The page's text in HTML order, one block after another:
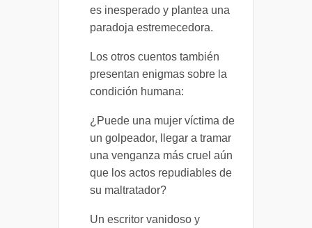
es inesperado y plantea una
paradoja estremecedora.
Los otros cuentos también
presentan enigmas sobre la
condición humana:
¿Puede una mujer víctima de
un golpeador, llegar a tramar
una venganza más cruel aún
que los actos repudiables de
su maltratador?
Un escritor vanidoso y